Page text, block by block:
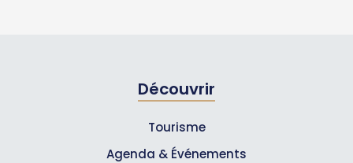
Découvrir
Tourisme
Agenda & Événements